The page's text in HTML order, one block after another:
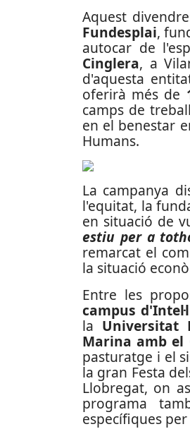
Aquest
Fundesplai,
autocar de
Cinglera, a
d'aquesta
oferirà més de
camps de
en el benestar
Humans.
La campanya
l'equitat, la
en situació de
estiu per a
remarcat el
la situació
Entre les
campus
la Universitat
Marina amb el
pasturatge i el
la gran Festa
Llobregat, on
programa
específiques